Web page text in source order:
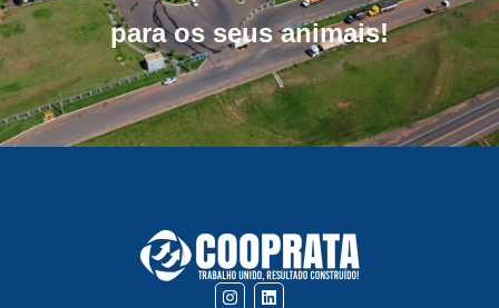
para os seus animais!